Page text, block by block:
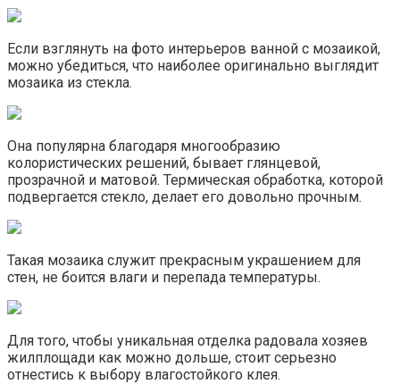
Если взглянуть на фото интерьеров ванной с мозаикой,
можно убедиться, что наиболее оригинально выглядит
мозаика из стекла.
Она популярна благодаря многообразию
колористических решений, бывает глянцевой,
прозрачной и матовой. Термическая обработка, которой
подвергается стекло, делает его довольно прочным.
Такая мозаика служит прекрасным украшением для
стен, не боится влаги и перепада температуры.
Для того, чтобы уникальная отделка радовала хозяев
жилплощади как можно дольше, стоит серьезно
отнестись к выбору влагостойкого клея.